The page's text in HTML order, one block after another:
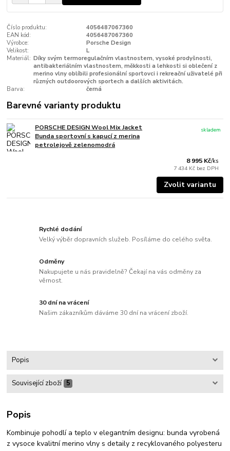
Číslo produktu:
4056487067360
EAN kód:
4056487067360
Výrobce:
Porsche Design
Velikost:
L
Materiál: Díky svým termoregulačním vlastnostem, vysoké prodyšnosti,
antibakteriálním vlastnostem, měkkosti a lehkosti si oblečení z
merino vlny oblíbili profesionální sportovci i rekreační uživatelé při
různých outdoorových sportech a dalších aktivitách.
Barva:
černá
Barevné varianty produktu
PORSCHE DESIGN Wool Mix Jacket
Bunda sportovní s kapucí z merina
petrolejově zelenomodrá
8 995 Kč/ks
7 434 Kč bez DPH
skladem
Zvolit variantu
Rychlé dodání
Velký výběr dopravních služeb. Posíláme do celého světa.
Odměny
Nakupujete u nás pravidelně? Čekají na vás odměny za
věrnost.
30 dní na vrácení
Našim zákazníkům dáváme 30 dní na vrácení zboží.
Popis
Související zboží 5
Popis
Kombinuje pohodlí a teplo v elegantním designu: bunda vyrobená
z vysoce kvalitní merino vlny s detaily z recyklovaného polyesteru